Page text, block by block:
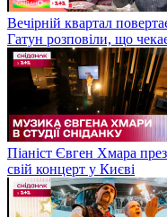
Вечірній квартал
Гатун розповіли, що
Піаніст Євген Хмара
свій концерт у Києві